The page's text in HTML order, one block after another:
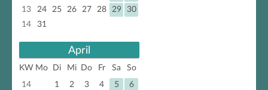
13
24 25 26 27 28 29
30
14
31
April
KW Mo Di Mi Do Fr Sa
So
14
1 2 3 4 5
6